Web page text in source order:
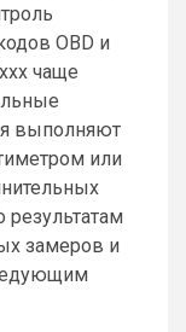
OBD и
чаще
выполняют
или
замеров и